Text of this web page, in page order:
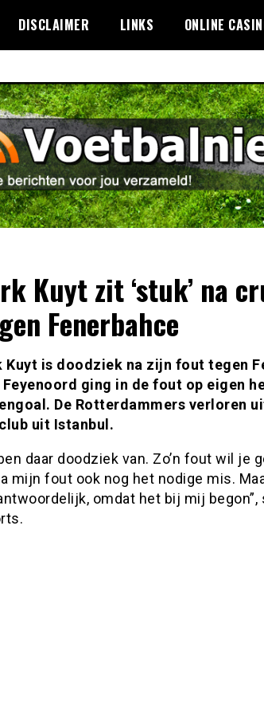
DISCLAIMER LINKS ONLINE
Kuyt zit ‘stuk’ na
Fenerbahce
Kuyt is doodziek na zijn fout tegen
Feyenoord ging in de fout op eigen
De Rotterdammers verloren
uit Istanbul.
daar doodziek van. Zo’n fout wil je
mijn fout ook nog het nodige mis.
omdat het bij mij begon”,